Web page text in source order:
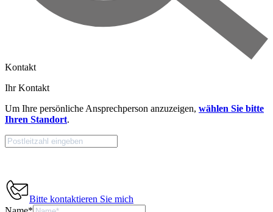
Kontakt
Ihr Kontakt
Um Ihre persönliche Ansprechperson anzuzeigen, wählen Sie bitte
Ihren Standort.
Bitte kontaktieren Sie mich